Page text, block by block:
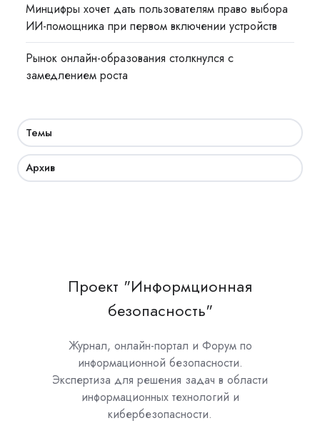
Минцифры хочет дать пользователям право выбора
ИИ-помощника при первом включении устройств
Рынок онлайн-образования столкнулся с
замедлением роста
Темы
Архив
Проект "Информционная
безопасность"
Журнал, онлайн-портал и Форум по
информационной безопасности.
Экспертиза для решения задач в области
информационных технологий и
кибербезопасности.